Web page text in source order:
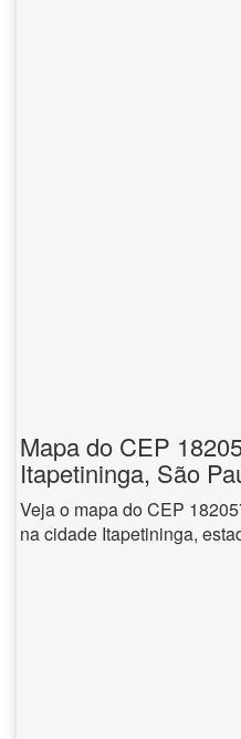
Mapa do CEP
Itapetininga, São
Veja o mapa do CEP
na cidade Itapetininga,